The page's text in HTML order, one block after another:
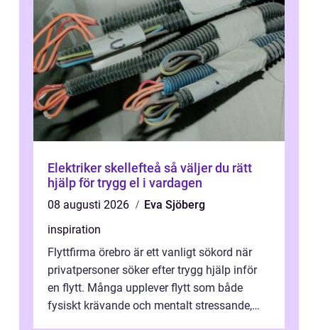
Elektriker skellefteå så väljer du rätt
hjälp för trygg el i vardagen
08 augusti 2026
Eva Sjöberg
inspiration
Flyttfirma örebro är ett vanligt sökord när
privatpersoner söker efter trygg hjälp inför
en flytt. Många upplever flytt som både
fysiskt krävande och mentalt stressande,